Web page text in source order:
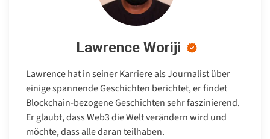
Lawrence Woriji
Lawrence hat in seiner Karriere als Journalist über
einige spannende Geschichten berichtet, er findet
Blockchain-bezogene Geschichten sehr faszinierend.
Er glaubt, dass Web3 die Welt verändern wird und
möchte, dass alle daran teilhaben.